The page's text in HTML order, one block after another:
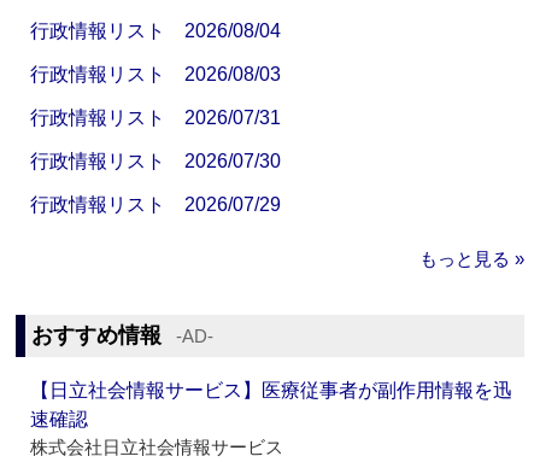
行政情報リスト 2026/08/04
行政情報リスト 2026/08/03
行政情報リスト 2026/07/31
行政情報リスト 2026/07/30
行政情報リスト 2026/07/29
もっと見る »
おすすめ情報 ‐AD‐
【日立社会情報サービス】医療従事者が副作用情報を迅
速確認
株式会社日立社会情報サービス